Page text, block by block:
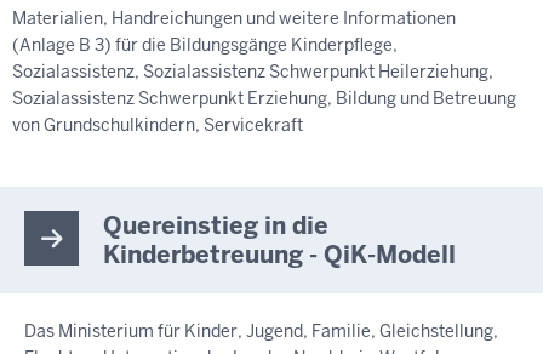
Materialien, Handreichungen und weitere Informationen
(Anlage B 3) für die Bildungsgänge Kinderpflege,
Sozialassistenz, Sozialassistenz Schwerpunkt Heilerziehung,
Sozialassistenz Schwerpunkt Erziehung, Bildung und Betreuung
von Grundschulkindern, Servicekraft
Quereinstieg in die
Kinderbetreuung - QiK-Modell
Das Ministerium für Kinder, Jugend, Familie, Gleichstellung,